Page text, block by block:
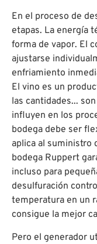
En el proceso de
etapas. La energía
forma de vapor. El
ajustarse
enfriamiento
El vino es un
las cantidades...
influyen en los
bodega debe ser
aplica al suministro
bodega Ruppert
incluso para
desulfuración
temperatura en un
consigue la mejor
Pero el generador